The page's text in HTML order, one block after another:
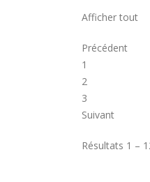
Afficher tout
Précédent
1
2
3
Suivant
Résultats 1 –